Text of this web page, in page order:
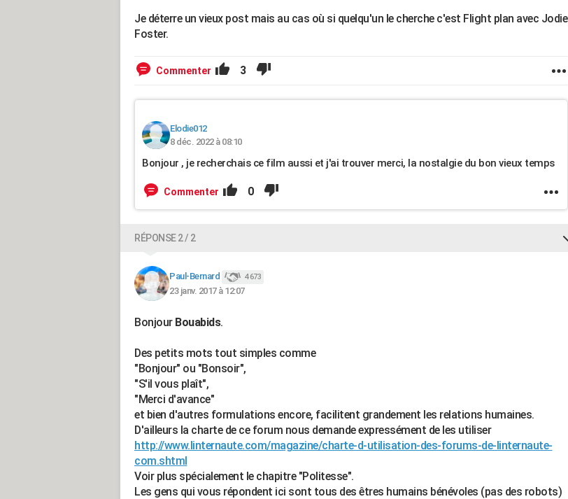
Je déterre un vieux post mais au cas où si quelqu'un le cherche c'est Flight plan avec Jodie
Foster.
Commenter 3
Elodie012
8 déc. 2022 à 08:10
Bonjour , je recherchais ce film aussi et j'ai trouver merci, la nostalgie du bon vieux temps
Commenter 0
RÉPONSE 2 / 2
Paul-Bernard 4 673
23 janv. 2017 à 12:07
BonjourBouabids.
Des petits mots tout simples comme
"Bonjour" ou "Bonsoir",
"S'il vous plaît",
"Merci d'avance"
et bien d'autres formulations encore, facilitent grandement les relations humaines.
D'ailleurs la charte de ce forum nous demande expressément de les utiliser
http://www.linternaute.com/magazine/charte-d-utilisation-des-forums-de-linternaute-
com.shtml
Voir plus spécialement le chapitre "Politesse".
Les gens qui vous répondent ici sont tous des êtres humains bénévoles (pas des robots)